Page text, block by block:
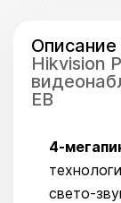
Описание
Hikvision
EB
4-
свето-